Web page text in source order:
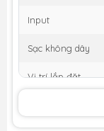
Input
Sạc không dây
Vị trí lắp đặt
điện thoại